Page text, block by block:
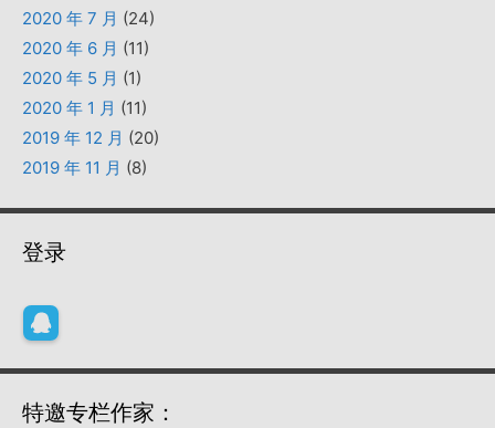
2020 年 7 月 (24)
2020 年 6 月 (11)
2020 年 5 月 (1)
2020 年 1 月 (11)
2019 年 12 月 (20)
2019 年 11 月 (8)
登录
特邀专栏作家：